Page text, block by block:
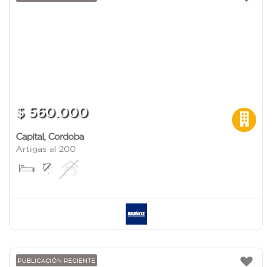
$ 560.000
Capital, Cordoba
Artigas al 200
PUBLICACIÓN RECIENTE